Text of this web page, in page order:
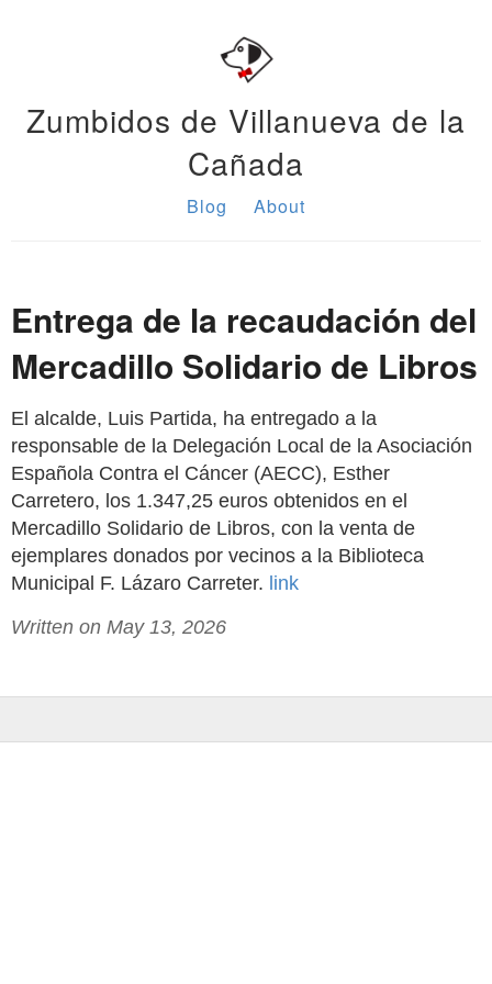
Zumbidos de Villanueva de la
Cañada
Blog About
Entrega de la recaudación del
Mercadillo Solidario de Libros
El alcalde, Luis Partida, ha entregado a la
responsable de la Delegación Local de la Asociación
Española Contra el Cáncer (AECC), Esther
Carretero, los 1.347,25 euros obtenidos en el
Mercadillo Solidario de Libros, con la venta de
ejemplares donados por vecinos a la Biblioteca
Municipal F. Lázaro Carreter. link
Written on May 13, 2026